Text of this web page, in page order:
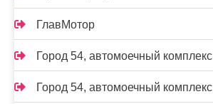
ГлавМотор
Город 54, автомоечный комплекс
Город 54, автомоечный комплекс